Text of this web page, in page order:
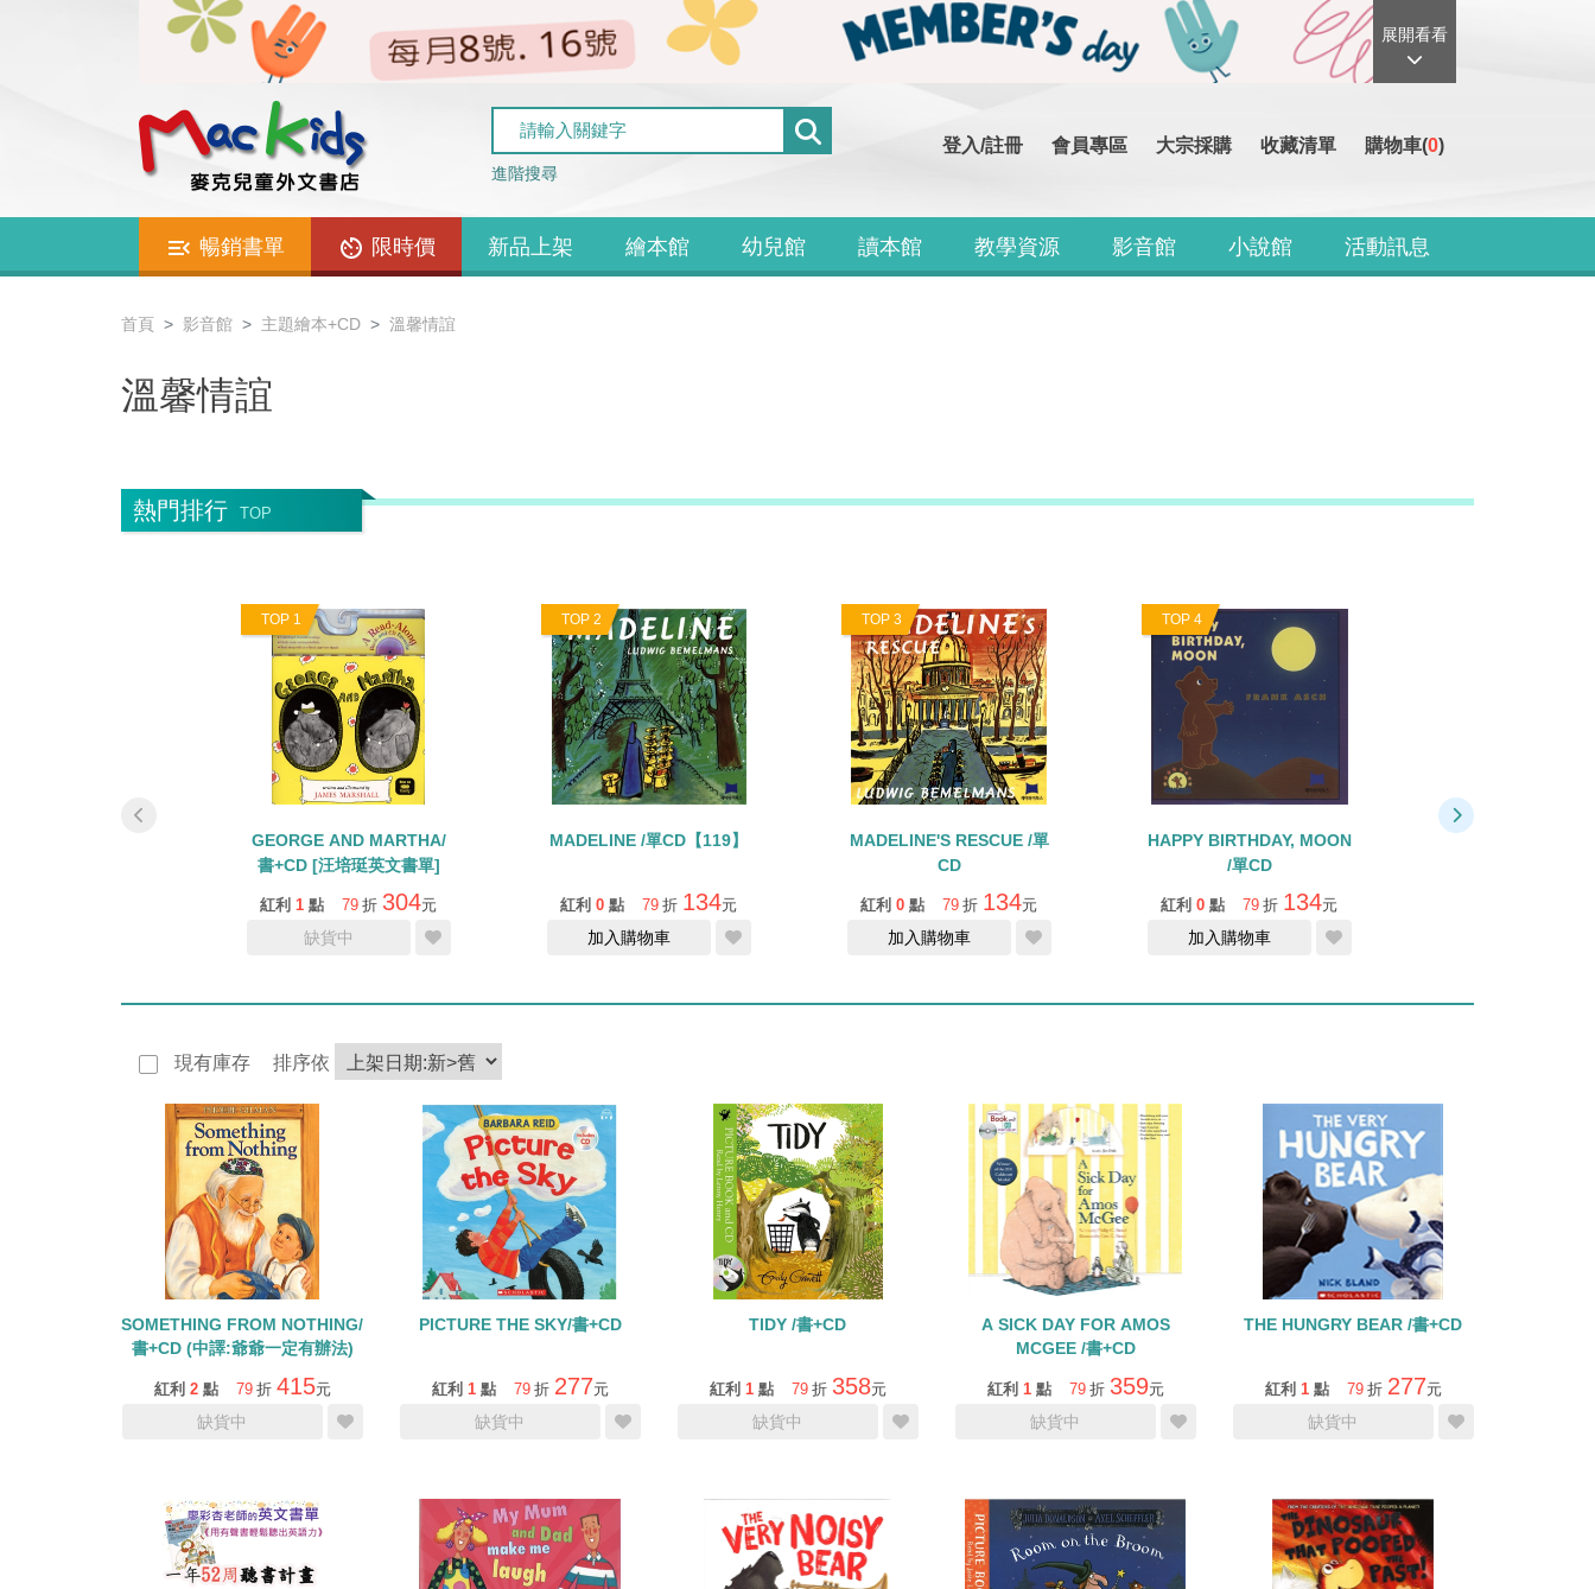
展開看看
進階搜尋
登入/註冊 會員專區 大宗採購 收藏清單 購物車(0)
暢銷書單 限時價 新品上架 繪本館 幼兒館 讀本館 教學資源 影音館 小說館 活動訊息
首頁 影音館 主題繪本+CD 溫馨情誼
溫馨情誼
熱門排行 TOP
TOP 1
GEORGE AND MARTHA/
書+CD [汪培珽英文書單]
紅利 1 點 79 折 304元
缺貨中
TOP 2
MADELINE /單CD【119】
紅利 0 點 79 折 134元
加入購物車
TOP 3
MADELINE'S RESCUE /單
CD
紅利 0 點 79 折 134元
加入購物車
TOP 4
HAPPY BIRTHDAY, MOON
/單CD
紅利 0 點 79 折 134元
加入購物車
現有庫存 排序依
SOMETHING FROM NOTHING/
書+CD (中譯:爺爺一定有辦法)
紅利 2 點 79 折 415元
缺貨中
PICTURE THE SKY/書+CD
紅利 1 點 79 折 277元
缺貨中
TIDY /書+CD
紅利 1 點 79 折 358元
缺貨中
A SICK DAY FOR AMOS
MCGEE /書+CD
紅利 1 點 79 折 359元
缺貨中
THE HUNGRY BEAR /書+CD
紅利 1 點 79 折 277元
缺貨中